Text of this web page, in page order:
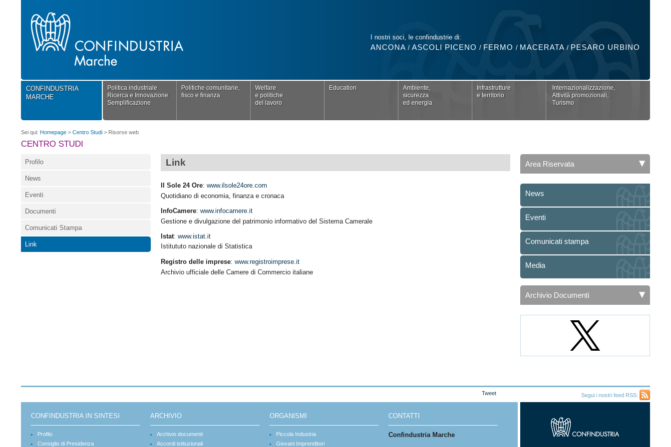
I nostri soci, le confindustrie di:
ANCONA / ASCOLI PICENO / FERMO / MACERATA / PESARO URBINO
CONFINDUSTRIA
MARCHE
Politica industriale
Ricerca e Innovazione
Semplificazione
Politiche comunitarie,
fisco e finanza
Welfare
e politiche
del lavoro
Education
Ambiente,
sicurezza
ed energia
Infrastrutture
e territorio
Internazionalizzazione,
Attività promozionali,
Turismo
Sei qui: Homepage > Centro Studi > Risorse web
CENTRO STUDI
Link
Il Sole 24 Ore: www.ilsole24ore.com
Quotidiano di economia, finanza e cronaca
InfoCamere: www.infocamere.it
Gestione e divulgazione del patrimonio informativo del Sistema Camerale
Istat: www.istat.it
Istitututo nazionale di Statistica
Registro delle imprese: www.registroimprese.it
Archivio ufficiale delle Camere di Commercio italiane
Profilo
News
Eventi
Documenti
Comunicati Stampa
Link
Area Riservata
News
Eventi
Comunicati stampa
Media
Archivio Documenti
Segui i nostri feed RSS:
Feed
Tweet
CONFINDUSTRIA IN SINTESI
Profilo
Consiglio di Presidenza
ARCHIVIO
Archivio documenti
Accordi istituzionali
ORGANISMI
Piccola Industria
Giovani Imprenditori
CONTATTI
Confindustria Marche